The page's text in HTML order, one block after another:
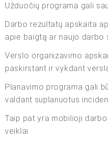
Užduočių programa gali
Darbo rezultatų apskaita
apie baigtą ar naujo darbo
Verslo organizavimo
paskirstant ir vykdant
Planavimo programa gali
valdant suplanuotus
Taip pat yra mobilioji
veiklai.